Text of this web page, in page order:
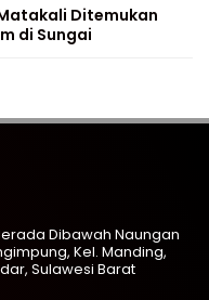
Ditemukan
di Sungai
Dibawah Naungan
Kel. Manding,
Sulawesi Barat